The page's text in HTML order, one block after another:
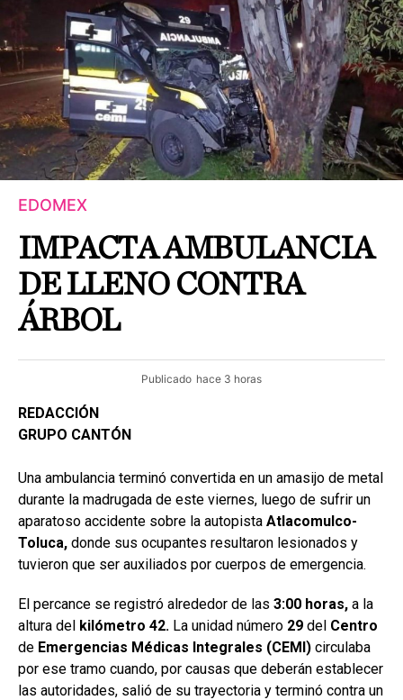
EDOMEX
IMPACTA AMBULANCIA
DE LLENO CONTRA
ÁRBOL
Publicado hace 3 horas
REDACCIÓN
GRUPO CANTÓN
Una ambulancia terminó convertida en un amasijo de metal
durante la madrugada de este viernes, luego de sufrir un
aparatoso accidente sobre la autopista Atlacomulco-
Toluca, donde sus ocupantes resultaron lesionados y
tuvieron que ser auxiliados por cuerpos de emergencia.
El percance se registró alrededor de las 3:00 horas, a la
altura del kilómetro 42. La unidad número 29 del Centro
de Emergencias Médicas Integrales (CEMI) circulaba
por ese tramo cuando, por causas que deberán establecer
las autoridades, salió de su trayectoria y terminó contra un